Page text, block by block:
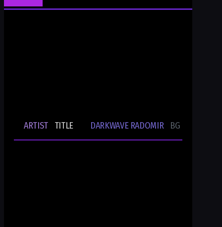
ARTIST- TITLE DARKWAVE RADOMIR BG